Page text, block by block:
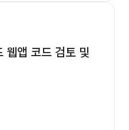
웹앱 코드 검토 및